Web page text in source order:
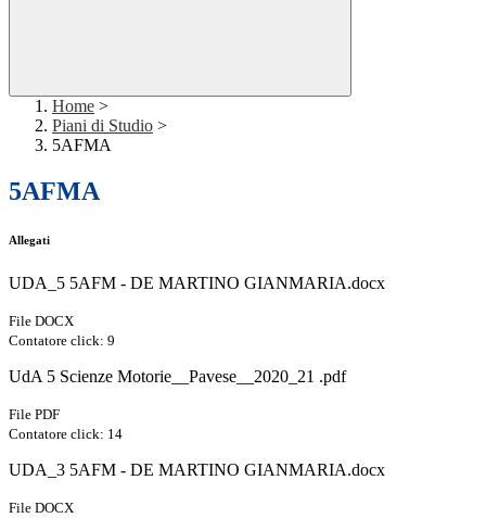
Home >
Piani di Studio >
5AFMA
5AFMA
Allegati
UDA_5 5AFM - DE MARTINO GIANMARIA.docx
File DOCX
Contatore click: 9
UdA 5 Scienze Motorie__Pavese__2020_21 .pdf
File PDF
Contatore click: 14
UDA_3 5AFM - DE MARTINO GIANMARIA.docx
File DOCX